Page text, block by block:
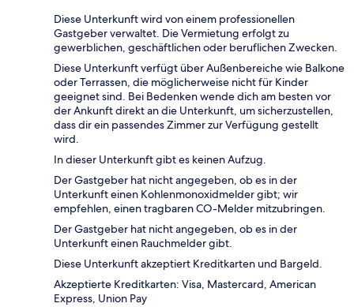
Diese Unterkunft wird von einem professionellen
Gastgeber verwaltet. Die Vermietung erfolgt zu
gewerblichen, geschäftlichen oder beruflichen Zwecken.
Diese Unterkunft verfügt über Außenbereiche wie Balkone
oder Terrassen, die möglicherweise nicht für Kinder
geeignet sind. Bei Bedenken wende dich am besten vor
der Ankunft direkt an die Unterkunft, um sicherzustellen,
dass dir ein passendes Zimmer zur Verfügung gestellt
wird.
In dieser Unterkunft gibt es keinen Aufzug.
Der Gastgeber hat nicht angegeben, ob es in der
Unterkunft einen Kohlenmonoxidmelder gibt; wir
empfehlen, einen tragbaren CO-Melder mitzubringen.
Der Gastgeber hat nicht angegeben, ob es in der
Unterkunft einen Rauchmelder gibt.
Diese Unterkunft akzeptiert Kreditkarten und Bargeld.
Akzeptierte Kreditkarten: Visa, Mastercard, American
Express, Union Pay